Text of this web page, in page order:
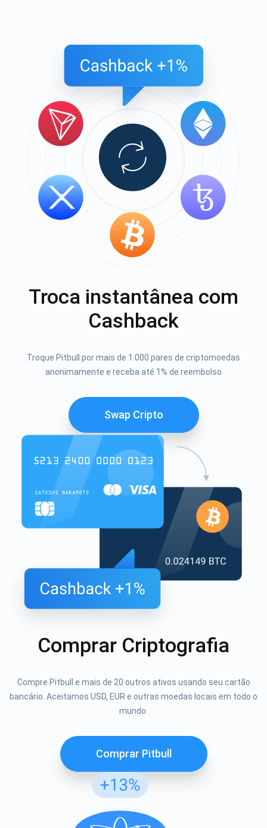
Troca instantânea com
Cashback
Troque Pitbull por mais de 1.000 pares de criptomoedas
anonimamente e receba até 1% de reembolso
Swap Cripto
Comprar Criptografia
Compre Pitbull e mais de 20 outros ativos usando seu cartão
bancário. Aceitamos USD, EUR e outras moedas locais em todo o
mundo.
Comprar Pitbull